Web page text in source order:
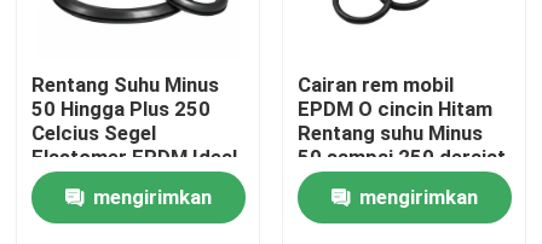
Rentang Suhu Minus
50 Hingga Plus 250
Celcius Segel
Elastomer EPDM Ideal
untuk Aplikasi
Manufaktur Otomotif
Solusi Penyegelan
mengirimkan
Cairan rem mobil
EPDM O cincin Hitam
Rentang suhu Minus
50 sampai 250 derajat
Elemen penyegelan
untuk sistem mekanik
mengirimkan